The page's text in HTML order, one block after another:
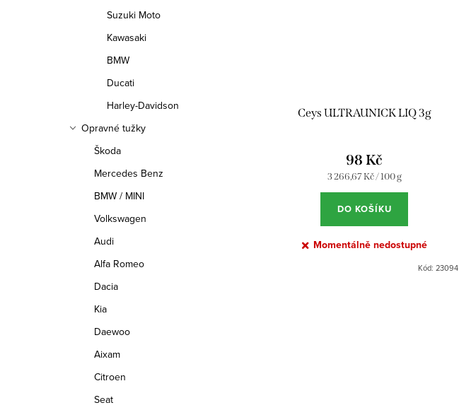
Suzuki Moto
Kawasaki
BMW
Ducati
Harley-Davidson
Opravné tužky
Škoda
Mercedes Benz
BMW / MINI
Volkswagen
Audi
Alfa Romeo
Dacia
Kia
Daewoo
Aixam
Citroen
Seat
Ceys ULTRAUNICK LIQ 3g
98 Kč
Měrná
3 266,67 Kč / 100 g
DO KOŠÍKU
Momentálně nedostupné
Kód:23094